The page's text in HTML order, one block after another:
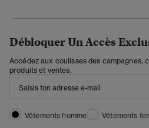
Débloquer Un Accès
Accédez aux coulisses des campagnes,
produits et ventes.
Vêtements homme
Vêtements